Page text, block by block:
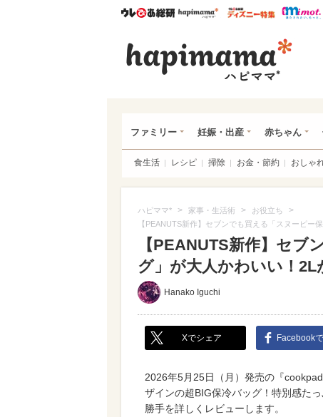
ウレぴあ総研ハピママ* ウレぴ
ファミリー 妊娠・出産 赤ちゃん
食生活 レシピ 掃除 お金・節約 おしゃ
ハピママ* > 家事・生活術 > お役立ち >
【PEANUTS新作】セブンでも買える「スヌーピー
【PEANUTS新作】セブ
グ」が大人かわいい！2L
Hanako Iguchi
Xでシェア Facebook
2026年5月25日（月）発売の『
ザインの超BIG保冷バッグ！特別感た
勝手を詳しくレビューします。